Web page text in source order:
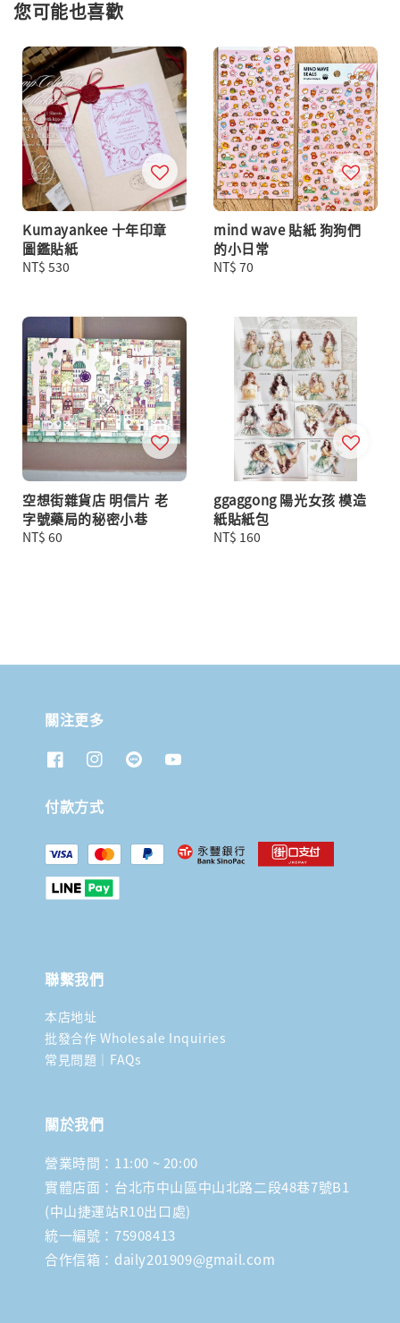
您可能也喜歡
Kumayankee 十年印章
圖鑑貼紙
Regular
NT$ 530
mind wave 貼紙 狗狗們
的小日常
Regular
NT$ 70
空想街雜貨店 明信片 老
字號藥局的秘密小巷
Regular
NT$ 60
ggaggong 陽光女孩 模造
紙貼紙包
Regular
NT$ 160
關注更多
付款方式
聯繫我們
本店地址
批發合作 Wholesale Inquiries
常見問題｜FAQs
關於我們
營業時間：11:00 ~ 20:00
實體店面：台北市中山區中山北路二段48巷7號B1
(中山捷運站R10出口處)
統一編號：75908413
合作信箱：daily201909@gmail.com